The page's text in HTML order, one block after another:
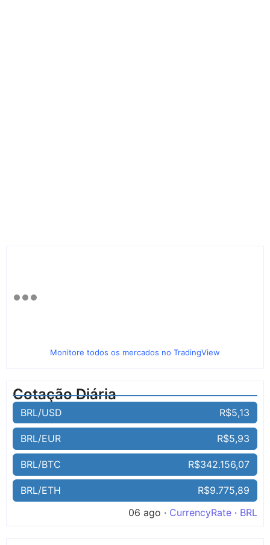
Monitore todos os mercados no TradingView
Cotação Diária
BRL/USD R$5,13
BRL/EUR R$5,93
BRL/BTC R$342.156,07
BRL/ETH
R$9.775,89
06 ago · CurrencyRate · BRL